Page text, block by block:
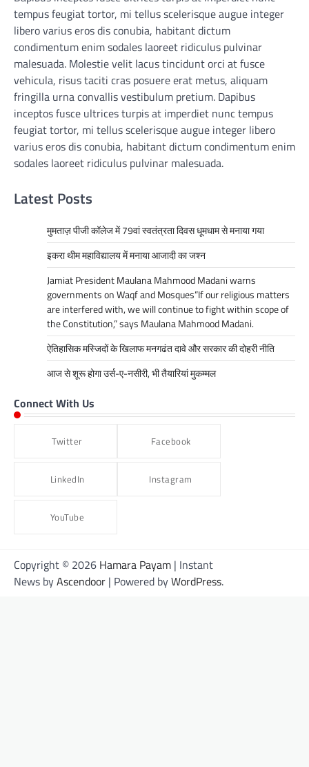
tempus feugiat tortor, mi tellus scelerisque augue integer
libero varius eros dis conubia, habitant dictum
condimentum enim sodales laoreet ridiculus pulvinar
malesuada. Molestie velit lacus tincidunt orci at fusce
vehicula, risus taciti cras posuere erat metus, aliquam
fringilla urna convallis vestibulum pretium. Dapibus
inceptos fusce ultrices turpis at imperdiet nunc tempus
feugiat tortor, mi tellus scelerisque augue integer libero
varius eros dis conubia, habitant dictum condimentum enim
sodales laoreet ridiculus pulvinar malesuada.
Latest Posts
मुमताज़ पीजी कॉलेज में 79वां स्वतंत्रता दिवस धूमधाम से मनाया गया
इकरा थीम महाविद्यालय में मनाया आजादी का जश्न
Jamiat President Maulana Mahmood Madani warns
governments on Waqf and Mosques”If our religious matters
are interfered with, we will continue to fight within scope of
the Constitution,” says Maulana Mahmood Madani.
ऐतिहासिक मस्जिदों के खिलाफ मनगढंत दावे और सरकार की दोहरी नीति
आज से शूरू होगा उर्स-ए-नसीरी, भी तैयारियां मुकम्मल
Connect With Us
Twitter Facebook
LinkedIn Instagram
YouTube
Copyright © 2026 Hamara Payam | Instant
News byAscendoor | Powered byWordPress.